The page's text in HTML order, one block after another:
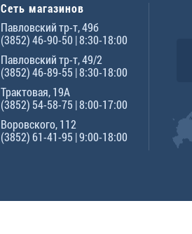
Сеть магазинов
Павловский тр-т, 49б
(3852) 46-90-50 | 8:30-18:00
Павловский тр-т, 49/2
(3852) 46-89-55 | 8:30-18:00
Трактовая, 19А
(3852) 54-58-75 | 8:00-17:00
Воровского, 112
(3852) 61-41-95 | 9:00-18:00